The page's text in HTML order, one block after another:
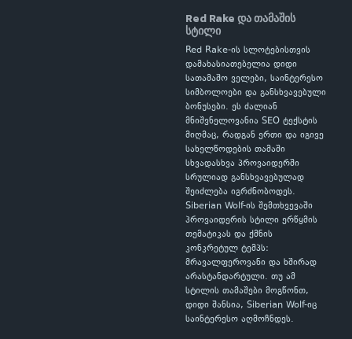
Red Rake და თამაშის
სტილი
Red Rake-ის სლოტებისთვის
დამახასიათებელია დიდი
სათამაშო ველები, საინტერესო
სიმბოლოები და განსხვავებული
ბონუსები. ეს ძალიან
მნიშვნელოვანია SEO ტექსტის
მიღმაც, რადგან ერთი და იგივე
სახელწოდების თამაში
სხვადასხვა პროვაიდერში
სრულიად განსხვავებულად
შეიძლება იგრძნობოდეს.
Siberian Wolf-ის შემთხვევაში
პროვაიდერის სტილი ერწყმის
თემატიკას და ქმნის
კონკრეტულ ტემპს:
მრავალფეროვანი და ხშირად
არასტანდარტული. თუ ამ
სტილის თამაშები მოგწონთ,
დიდი შანსია, Siberian Wolf-იც
საინტერესო აღმოჩნდეს.